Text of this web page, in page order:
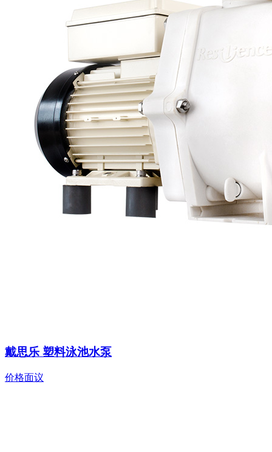
戴思乐 塑料泳池水泵
价格面议